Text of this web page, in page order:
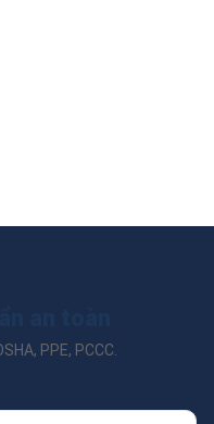
PPE, PCCC.